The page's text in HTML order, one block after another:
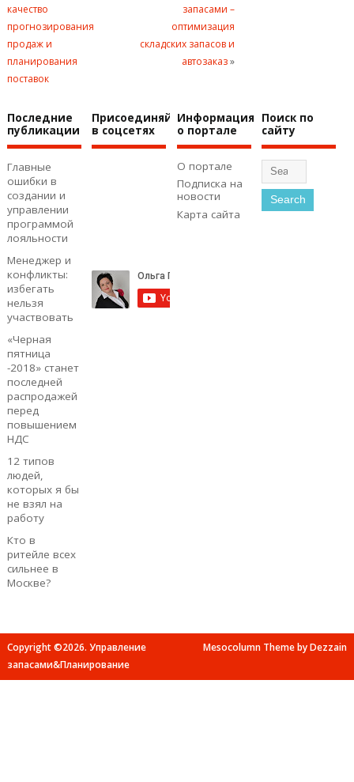
качество
прогнозирования
продаж и
планирования
поставок
запасами –
оптимизация
складских запасов и
автозаказ»
Последние
публикации
Главные
ошибки в
создании и
управлении
программой
лояльности
Менеджер и
конфликты:
избегать
нельзя
участвовать
«Черная
пятница
-2018» станет
последней
распродажей
перед
повышением
НДС
12 типов
людей,
которых я бы
не взял на
работу
Кто в
ритейле всех
сильнее в
Москве?
Присоединяйтесь
в соцсетях
Информация
о портале
О портале
Подписка на
новости
Карта сайта
Поиск по
сайту
Copyright ©2026. Управление
запасами&Планирование
Mesocolumn Theme by Dezzain